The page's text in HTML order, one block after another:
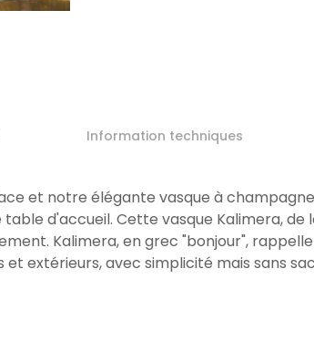
Information techniques
et notre élégante vasque à
d'accueil. Cette vasque Kalimera, de
Kalimera, en grec "bonjour",
extérieurs, avec simplicité mais sans